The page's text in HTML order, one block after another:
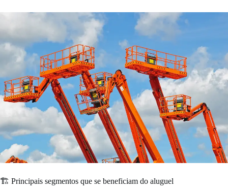
🏗️ Principais segmentos que se beneficiam do aluguel